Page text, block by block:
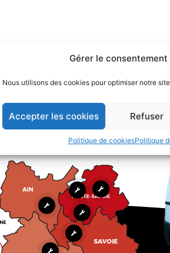
Gérer le
Nous utilisons des cookies pour optimiser notre
Accepter les cookies Refuser
Politique de cookiesPolitique